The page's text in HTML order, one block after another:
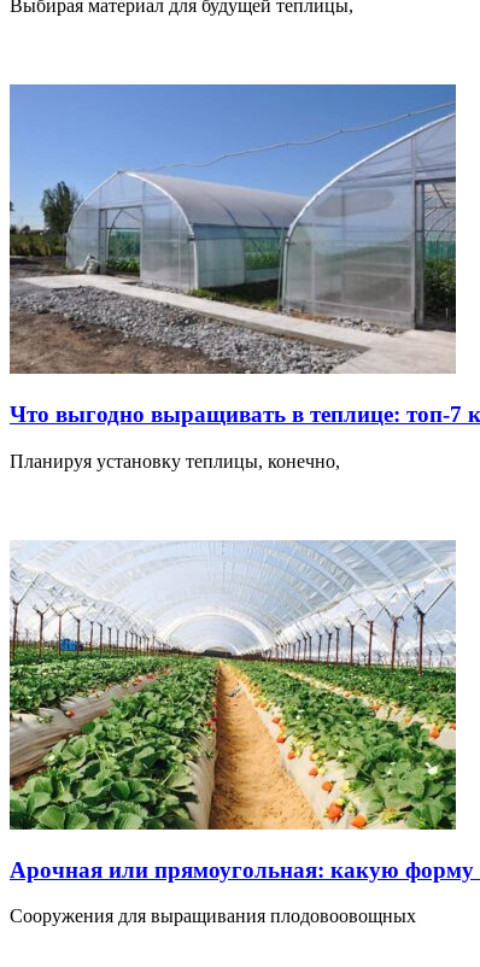
Выбирая материал для будущей теплицы,
Что выгодно выращивать в теплице: топ-7
Планируя установку теплицы, конечно,
Арочная или прямоугольная: какую
Сооружения для выращивания плодовоовощных